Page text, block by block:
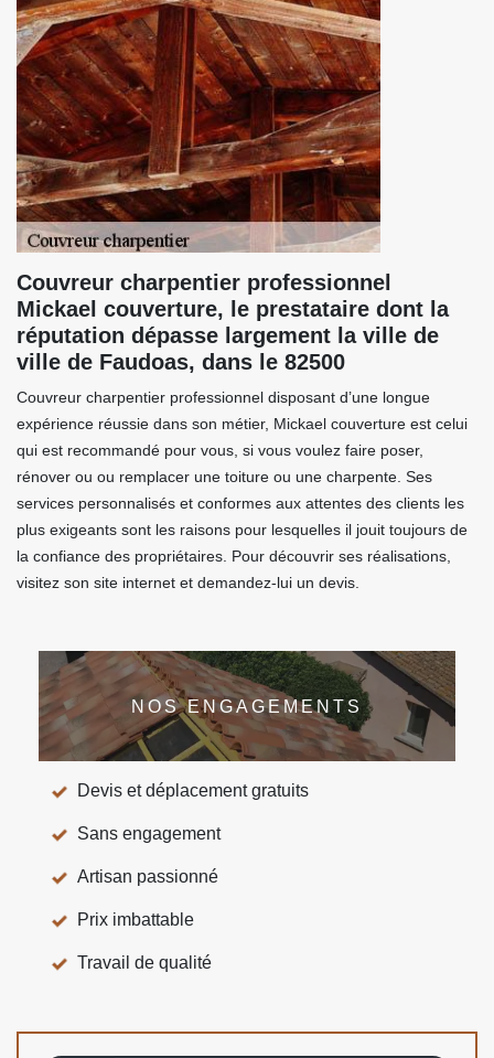
Couvreur charpentier professionnel
Mickael couverture, le prestataire dont la
réputation dépasse largement la ville de
ville de Faudoas, dans le 82500
Couvreur charpentier professionnel disposant d’une longue
expérience réussie dans son métier, Mickael couverture est celui
qui est recommandé pour vous, si vous voulez faire poser,
rénover ou ou remplacer une toiture ou une charpente. Ses
services personnalisés et conformes aux attentes des clients les
plus exigeants sont les raisons pour lesquelles il jouit toujours de
la confiance des propriétaires. Pour découvrir ses réalisations,
visitez son site internet et demandez-lui un devis.
NOS ENGAGEMENTS
Devis et déplacement gratuits
Sans engagement
Artisan passionné
Prix imbattable
Travail de qualité